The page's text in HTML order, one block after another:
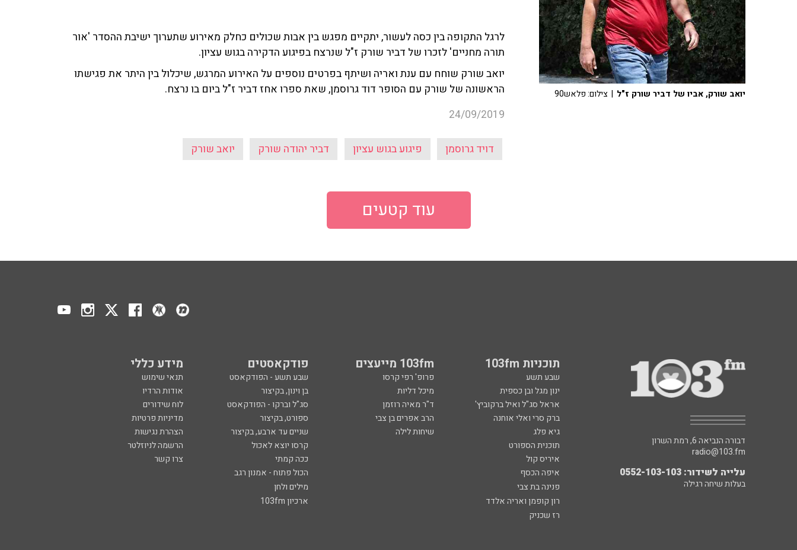
לרגל התקופה בין כסה לעשור, יתקיים מפגש בין אבות שכולים כחלק מאירוע שתערוך ישיבת ההסדר 'אור
תורה מחניים' לזכרו של דביר שורק ז"ל שנרצח בפיגוע הדקירה בגוש עציון.
יואב שורק שוחח עם ענת ואריה ושיתף בפרטים נוספים על האירוע המרגש, שיכלול בין היתר את פגישתו
הראשונה של שורק עם הסופר דוד גרוסמן, שאת ספרו אחז דביר ז"ל ביום בו נרצח.
24/09/2019
דויד גרוסמן פיגוע בגוש עציון דביר יהודה שורק יואב שורק
יואב שורק, אביו של דביר שורק ז"ל | צילום: פלאש90
עוד קטעים
תוכניות 103fm 103fm מייעצים פודקאסטים מידע כללי
שבע תשע פרופ' רפי קרסו שבע תשע - הפודקאסט
תנאי שימוש
ינון מגל ובן כספית
מיכל דליות בן וינון, בקיצור
אודות הרדיו
אראל סג"ל ואיל ברקוביץ'
ד"ר מאיה רוזמן סג"ל וברקו - הפודקאסט
לוח שידורים
ברק סרי ואלי אוחנה
הרב אפרים בן צבי ספורט, בקיצור
מדיניות פרטיות
גיא פלג
שיחות לילה שניים עד ארבע, בקיצור
הצהרת נגישות
תוכנית הספורט
קרסו יוצא לאכול
הרשמה לניוזלטר
איריס קול
ככה קמתי
צרו קשר
איפה הכסף
הכול פתוח - אמנון רגב
פנינה בת צבי
מילים ולחן
רון קופמן ואריה אלדד
ארכיון 103fm
רז שכניק
דבורה הנביאה 6, רמת השרון
radio@103.fm
עלייה לשידור: 0552-103-103
בעלות שיחה רגילה